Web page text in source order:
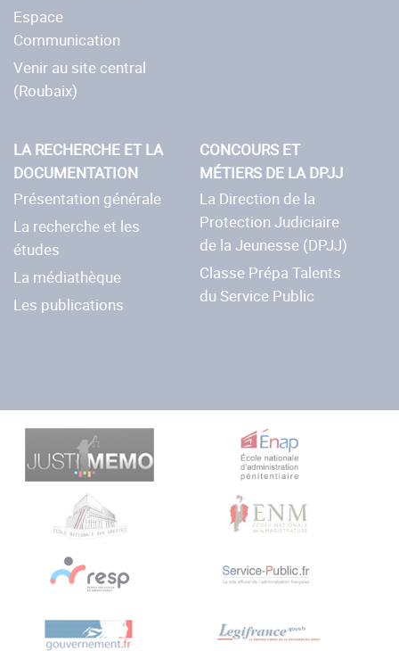
Espace
Communication
Venir au site central
(Roubaix)
LA RECHERCHE ET LA
DOCUMENTATION
Présentation générale
La recherche et les
études
La médiathèque
Les publications
CONCOURS ET
MÉTIERS DE LA DPJJ
La Direction de la
Protection Judiciaire
de la Jeunesse (DPJJ)
Classe Prépa Talents
du Service Public